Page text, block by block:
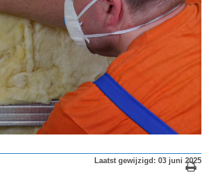
Laatst gewijzigd: 03 juni 2025